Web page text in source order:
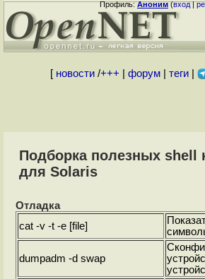
Профиль:Аноним(вход|
[ новости/+++ форум| теги|
Подборка полезных shell
для Solaris
Отладка
cat -v -t -e [file]
dumpadm -d swap